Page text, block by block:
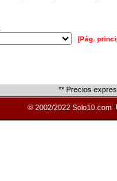
[Pág.
** Precios
© 2002/2022 Solo10.com